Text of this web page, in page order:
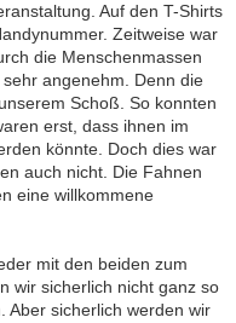
Auf den T-Shirts
Zeitweise war
die Menschenmassen
angenehm. Denn die
Schoß. So konnten
erst, dass ihnen im
könnte. Doch dies war
auch nicht. Die Fahnen
eine willkommene
mit den beiden zum
wir sicherlich nicht ganz so
Aber sicherlich werden wir